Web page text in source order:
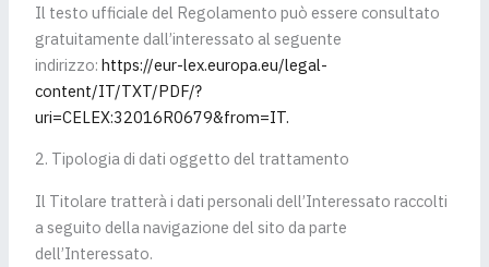
Il testo ufficiale del Regolamento può essere consultato
gratuitamente dall’interessato al seguente
indirizzo:https://eur-lex.europa.eu/legal-
content/IT/TXT/PDF/?
uri=CELEX:32016R0679&from=IT.
2. Tipologia di dati oggetto del trattamento
Il Titolare tratterà i dati personali dell’Interessato raccolti
a seguito della navigazione del sito da parte
dell’Interessato.